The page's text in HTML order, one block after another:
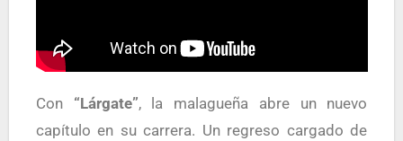
Con “Lárgate”, la malagueña abre un nuevo
capítulo en su carrera. Un regreso cargado de